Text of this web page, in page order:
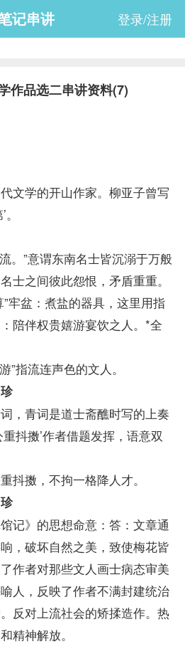
记串讲 登录/注册
作品选二串讲资料(7)
学的开山作家。柳亚子曾写
”意谓东南名士皆沉溺于万般
士之间彼此怨恨，矛盾重重。
盆：煮盐的器具，这里用指
陪伴权贵嬉游宴饮之人。*全
指流连声色的文人。
青词是道士斋醮时写的上奏
抖擞’作者借题发挥，语意双
擞，不拘一格降人才。
》的思想命意：答：文章通
，破坏自然之美，致使梅花皆
作者对那些文人画士病态审美
人，反映了作者不满封建统治
反对上流社会的矫揉造作。热
精神解放。